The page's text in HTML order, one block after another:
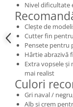
Vallejo Auxiliaries
Vallejo Acrylic
Vopsea la sticluta
Vallejo Liquid Gold
Vallejo Surface
Vallejo Weathering
Vallejo Model Wash
Vallejo Metal Color
Nivel dificultate
Clește de
Cutter fin
Pensete pentru
Hârtie abrazivă
Extra vopsele
mai realist
Culori
Gri naval /
Alb și crem